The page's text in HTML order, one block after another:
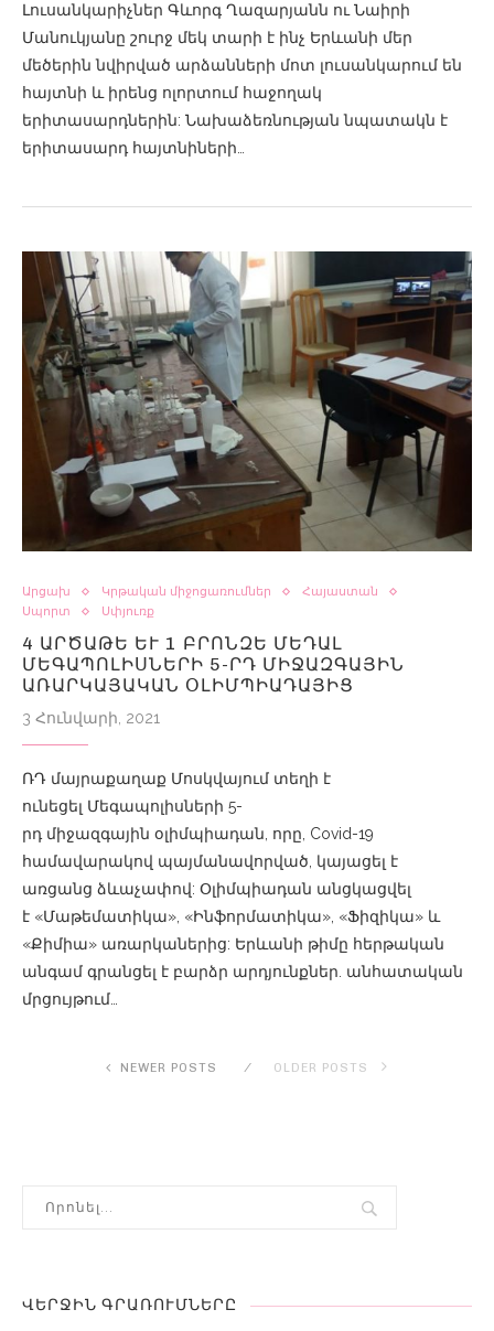
Լուսանկարիչներ Գևորգ Ղազարյանն ու Նաիրի
Մանուկյանը շուրջ մեկ տարի է ինչ Երևանի մեր
մեծերին նվիրված արձանների մոտ լուսանկարում են
հայտնի և իրենց ոլորտում հաջողակ
երիտասարդներին: Նախաձեռնության նպատակն է
երիտասարդ հայտնիների…
Արցախ Կրթական միջոցառումներ
Հայաստան
Սպորտ
Սփյուռք
4 ԱՐԾԱԹԵ ԵՒ 1 ԲՐՈՆԶԵ ՄԵԴԱԼ Մ
ԵԳԱՊՈԼԻՍՆԵՐԻ 5-ՐԴ ՄԻՋԱԶԳԱՅԻՆ Ա
ՌԱՐԿԱՅԱԿԱՆ ՕԼԻՄՊԻԱԴԱՅԻՑ
3 Հունվարի, 2021
ՌԴ մայրաքաղաք Մոսկվայում տեղի է
ունեցել Մեգապոլիսների 5-
րդ միջազգային օլիմպիադան, որը, Covid-19
համավարակով պայմանավորված, կայացել է
առցանց ձևաչափով: Օլիմպիադան անցկացվել
է «Մաթեմատիկա», «Ինֆորմատիկա», «Ֆիզիկա» և
«Քիմիա» առարկաներից: Երևանի թիմը հերթական
անգամ գրանցել է բարձր արդյունքներ. անհատական
մրցույթում…
NEWER POSTS OLDER POSTS
ՎԵՐՋԻՆ ԳՐԱՌՈՒՄՆԵՐԸ